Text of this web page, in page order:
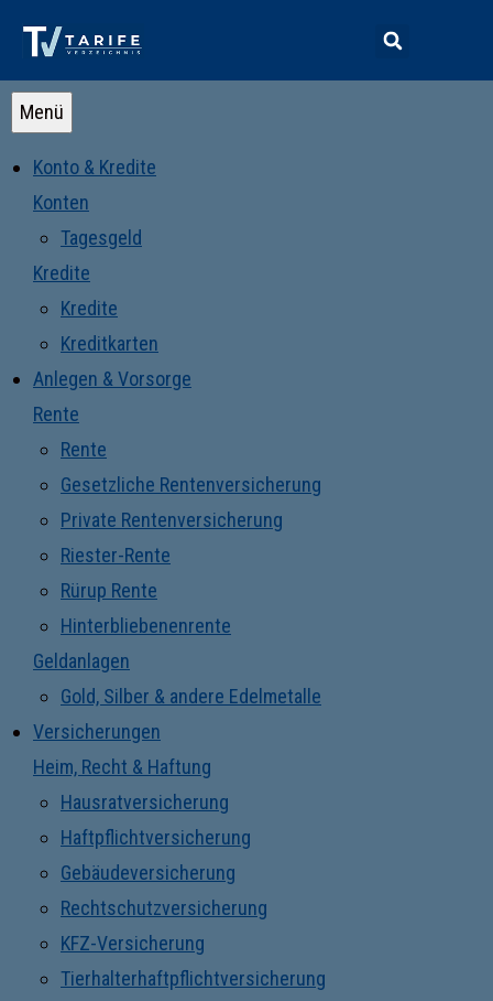
Menü
Konto & Kredite
Konten
Tagesgeld
Kredite
Kredite
Kreditkarten
Anlegen & Vorsorge
Rente
Rente
Gesetzliche Rentenversicherung
Private Rentenversicherung
Riester-Rente
Rürup Rente
Hinterbliebenenrente
Geldanlagen
Gold, Silber & andere Edelmetalle
Versicherungen
Heim, Recht & Haftung
Hausratversicherung
Haftpflichtversicherung
Gebäudeversicherung
Rechtschutzversicherung
KFZ-Versicherung
Tierhalterhaftpflichtversicherung